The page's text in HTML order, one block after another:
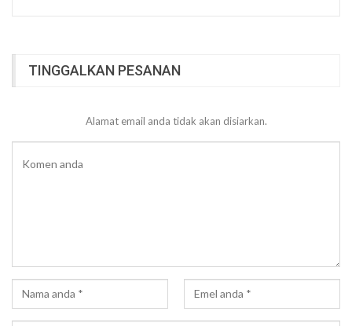
TINGGALKAN PESANAN
Alamat email anda tidak akan disiarkan.